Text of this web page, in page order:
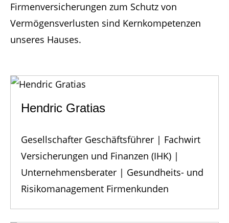
Firmenversicherungen zum Schutz von
Vermögensverlusten sind Kernkompetenzen
unseres Hauses.
Hendric Gratias
Gesellschafter Geschäftsführer | Fachwirt
Versicherungen und Finanzen (IHK) |
Unternehmensberater | Gesundheits- und
Risikomanagement Firmenkunden